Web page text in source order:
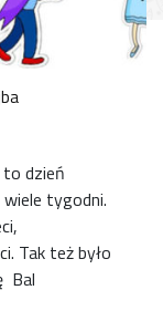
dzień
tygodni.
Tak też było
Bal